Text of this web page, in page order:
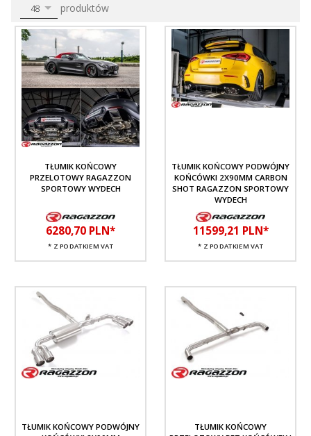
48 produktów
TŁUMIK KOŃCOWY
PRZELOTOWY RAGAZZON
SPORTOWY WYDECH
6280,70 PLN*
* Z PODATKIEM VAT
TŁUMIK KOŃCOWY PODWÓJNY
KOŃCÓWKI 2X90MM CARBON
SHOT RAGAZZON SPORTOWY
WYDECH
11599,21 PLN*
* Z PODATKIEM VAT
TŁUMIK KOŃCOWY PODWÓJNY
TŁUMIK KOŃCOWY